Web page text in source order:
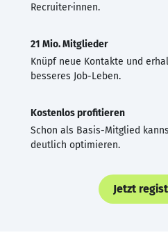
Recruiter·innen.
21 Mio. Mitglieder
Knüpf neue Kontakte und
besseres Job-Leben.
Kostenlos profitieren
Schon als Basis-Mitglied
deutlich optimieren.
Jetzt